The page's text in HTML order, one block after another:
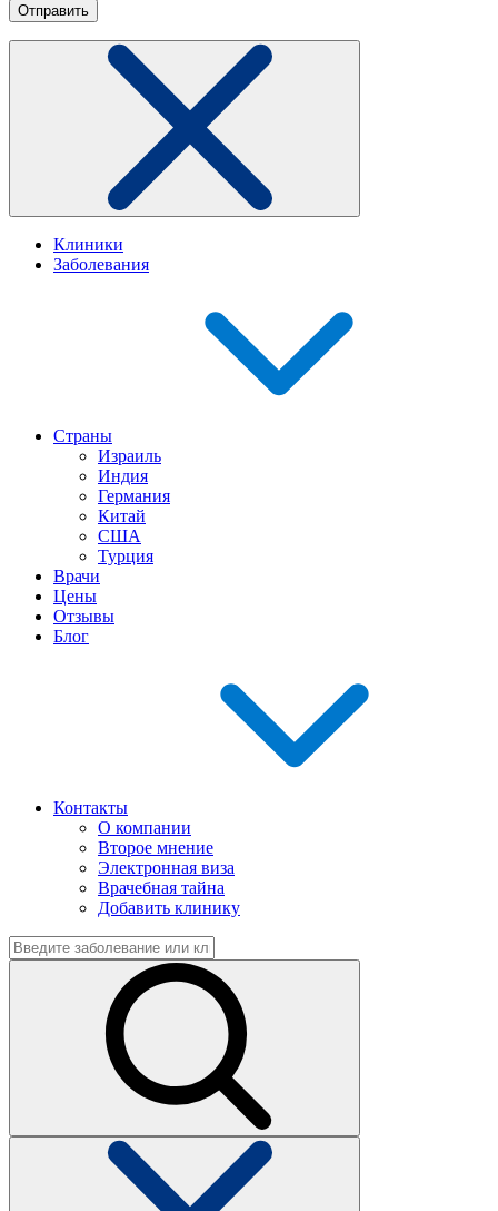
Клиники
Заболевания
Страны
Израиль
Индия
Германия
Китай
США
Турция
Врачи
Цены
Отзывы
Блог
Контакты
О компании
Второе мнение
Электронная виза
Врачебная тайна
Добавить клинику